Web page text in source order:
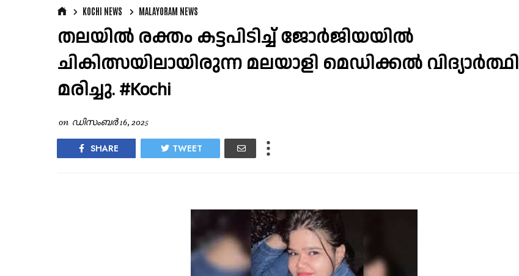
KOCHI NEWS MALAYORAM NEWS
തലയില്‍ രക്തം കട്ടപിടിച്ച് ജോർജിയയിൽ
ചികിത്സയിലായിരുന്ന മലയാളി മെഡിക്കൽ വിദ്യാർത്ഥി
മരിച്ചു. #Kochi
on ഡിസംബർ 16, 2025
SHARE TWEET